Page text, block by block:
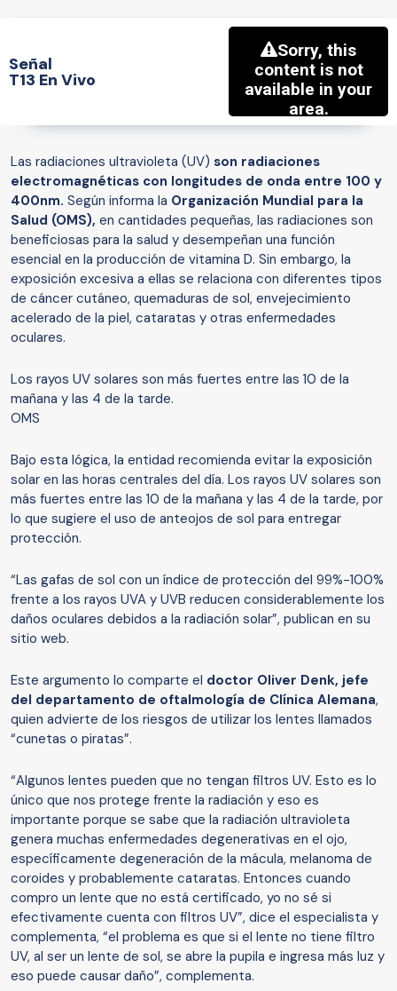
Señal
T13 En Vivo
Las radiaciones ultravioleta (UV) son radiaciones
electromagnéticas con longitudes de onda entre 100 y
400nm. Según informa la Organización Mundial para la
Salud (OMS), en cantidades pequeñas, las radiaciones son
beneficiosas para la salud y desempeñan una función
esencial en la producción de vitamina D. Sin embargo, la
exposición excesiva a ellas se relaciona con diferentes tipos
de cáncer cutáneo, quemaduras de sol, envejecimiento
acelerado de la piel, cataratas y otras enfermedades
oculares.
Los rayos UV solares son más fuertes entre las 10 de la
mañana y las 4 de la tarde.
OMS
Bajo esta lógica, la entidad recomienda evitar la exposición
solar en las horas centrales del día. Los rayos UV solares son
más fuertes entre las 10 de la mañana y las 4 de la tarde, por
lo que sugiere el uso de anteojos de sol para entregar
protección.
“Las gafas de sol con un índice de protección del 99%-100%
frente a los rayos UVA y UVB reducen considerablemente los
daños oculares debidos a la radiación solar”, publican en su
sitio web.
Este argumento lo comparte el doctor Oliver Denk, jefe
del departamento de oftalmología de Clínica Alemana,
quien advierte de los riesgos de utilizar los lentes llamados
“cunetas o piratas”.
“Algunos lentes pueden que no tengan filtros UV. Esto es lo
único que nos protege frente la radiación y eso es
importante porque se sabe que la radiación ultravioleta
genera muchas enfermedades degenerativas en el ojo,
específicamente degeneración de la mácula, melanoma de
coroides y probablemente cataratas. Entonces cuando
compro un lente que no está certificado, yo no sé si
efectivamente cuenta con filtros UV”, dice el especialista y
complementa, “el problema es que si el lente no tiene filtro
UV, al ser un lente de sol, se abre la pupila e ingresa más luz y
eso puede causar daño”, complementa.